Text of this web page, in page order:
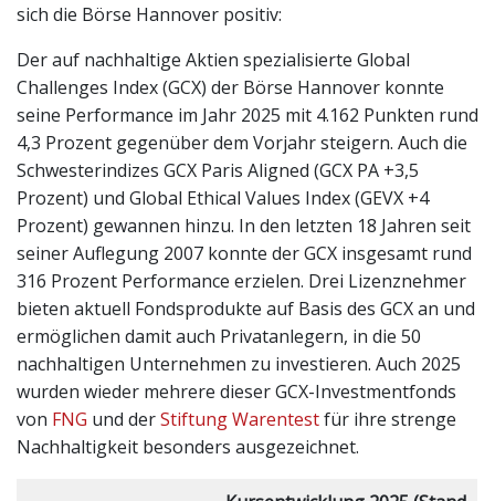
sich die Börse Hannover positiv:
Der auf nachhaltige Aktien spezialisierte Global
Challenges Index (GCX) der Börse Hannover konnte
seine Performance im Jahr 2025 mit 4.162 Punkten rund
4,3 Prozent gegenüber dem Vorjahr steigern. Auch die
Schwesterindizes GCX Paris Aligned (GCX PA +3,5
Prozent) und Global Ethical Values Index (GEVX +4
Prozent) gewannen hinzu. In den letzten 18 Jahren seit
seiner Auflegung 2007 konnte der GCX insgesamt rund
316 Prozent Performance erzielen. Drei Lizenznehmer
bieten aktuell Fondsprodukte auf Basis des GCX an und
ermöglichen damit auch Privatanlegern, in die 50
nachhaltigen Unternehmen zu investieren. Auch 2025
wurden wieder mehrere dieser GCX-Investmentfonds
von FNG und derStiftung Warentestfür ihre strenge
Nachhaltigkeit besonders ausgezeichnet.